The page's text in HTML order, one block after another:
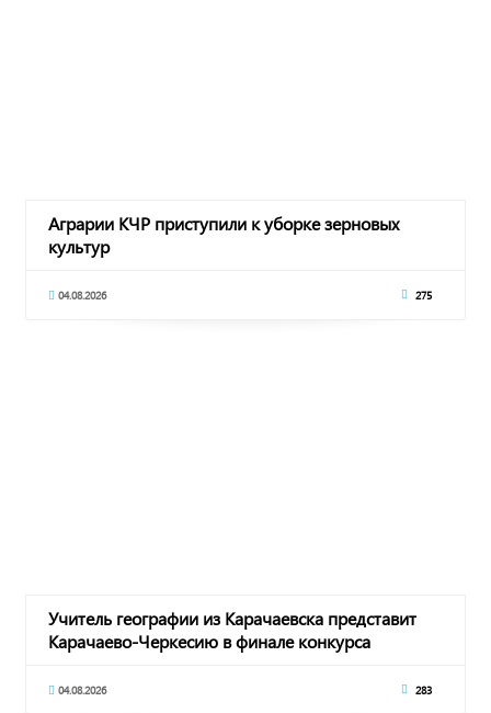
Аграрии КЧР приступили к уборке зерновых
культур
04.08.2026 275
Учитель географии из Карачаевска представит
Карачаево-Черкесию в финале конкурса
04.08.2026 283